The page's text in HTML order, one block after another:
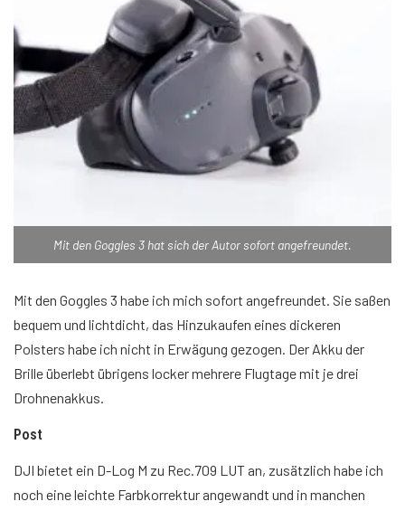
Mit den Goggles 3 hat sich der Autor sofort angefreundet.
Mit den Goggles 3 habe ich mich sofort angefreundet. Sie saßen
bequem und lichtdicht, das Hinzukaufen eines dickeren
Polsters habe ich nicht in Erwägung gezogen. Der Akku der
Brille überlebt übrigens locker mehrere Flugtage mit je drei
Drohnenakkus.
Post
DJI bietet ein D-Log M zu Rec.709 LUT an, zusätzlich habe ich
noch eine leichte Farbkorrektur angewandt und in manchen